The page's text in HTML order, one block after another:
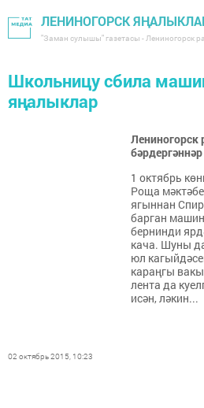
ЛЕНИНОГОРСК
"Заман сулышы" газетасы - Лениногорск
Школьницу сбила
яңалыклар
бәрдергәннәр
1 октябрь
Роща
ягыннан
барган
бернинди
кача. Шуны
юл
караңгы
лента да
исән, ләкин...
02 октябрь 2015, 10:23